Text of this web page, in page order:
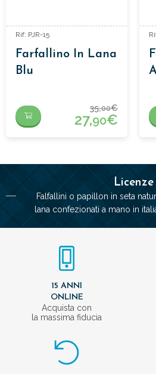
Licenze
Falfallini o papillon in seta
lana confezionati a mano in
Rif: PJR-15
Farfallino In Lana
Blu
35,00€
27,90€
15 ANNI
ONLINE
Acquista con
la massima fiducia